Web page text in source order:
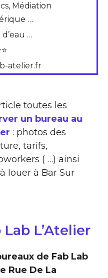
Médiation
…
…
atelier.fr
toutes les
un bureau au
: photos des
tarifs,
( …) ainsi
louer à Bar Sur
L’Atelier
de Fab Lab
Rue De La